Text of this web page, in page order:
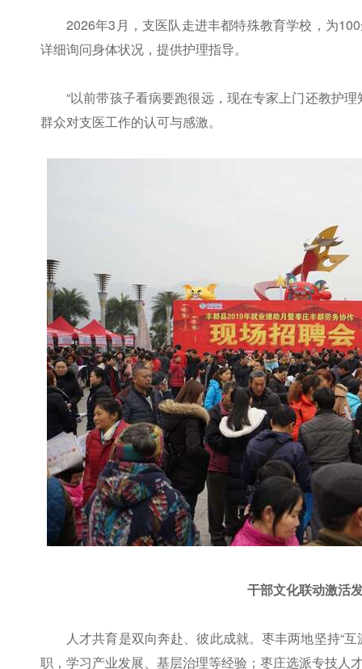
2026年3月，支医队走进丰都特殊教育学校，为
详细询问身体状况，提供护理指导。
“以前带孩子看病要跑很远，现在专家上门还教护
群众对支医工作的认可与感激。
干部文化联动激活
人才共育是双向奔赴、彼此成就。枣丰两地坚持“
职，学习产业发展、基层治理等经验；枣庄选派专技人